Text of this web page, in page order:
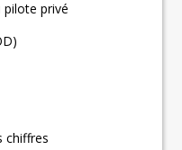
pilote privé
chiffres